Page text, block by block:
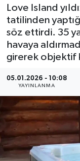
Love Island
tatilinden
söz ettirdi. 35
havaya
girerek objektif
05.01.2026 - 10:08
YAYINLANMA
Sağlık
Magazin
Kültür Sanat
Resmi Reklam
Röportajlar
Haber Arşivi